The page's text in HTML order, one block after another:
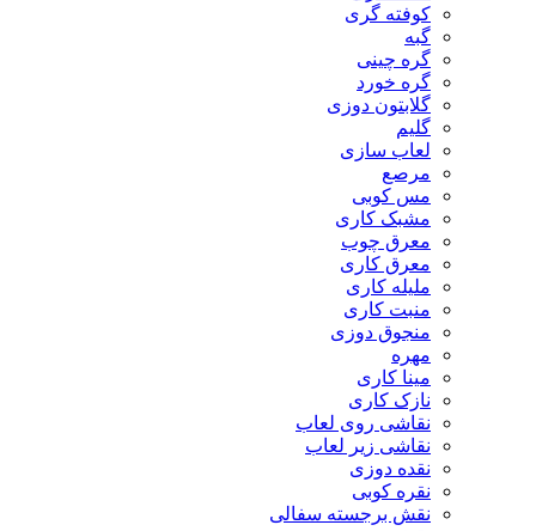
کوفته گری
گبه
گره چینی
گره خورد
گلابتون دوزی
گلیم
لعاب سازی
مرصع
مس کوبی
مشبک کاری
معرق چوب
معرق کاری
مليله کاری
منبت کاری
منجوق دوزی
مهره
مینا کاری
نازک کاری
نقاشی روی لعاب
نقاشی زیر لعاب
نقده دوزی
نقره کوبی
نقش برجسته سفالی